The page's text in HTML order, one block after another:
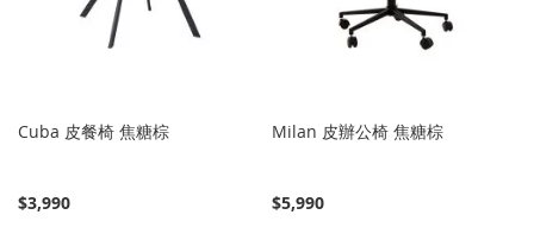
Cuba 皮餐椅 焦糖棕
$3,990
Milan 皮辦公椅 焦糖棕
$5,990